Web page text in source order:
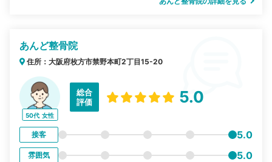
あんど整骨院
住所：大阪府枚方市禁野本町2丁目15-20
50代 女性
総合
評価
5.0
接客 5.0
雰囲気 5.0